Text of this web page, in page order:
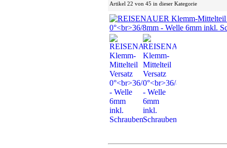
Artikel 22 von 45 in dieser Kategorie